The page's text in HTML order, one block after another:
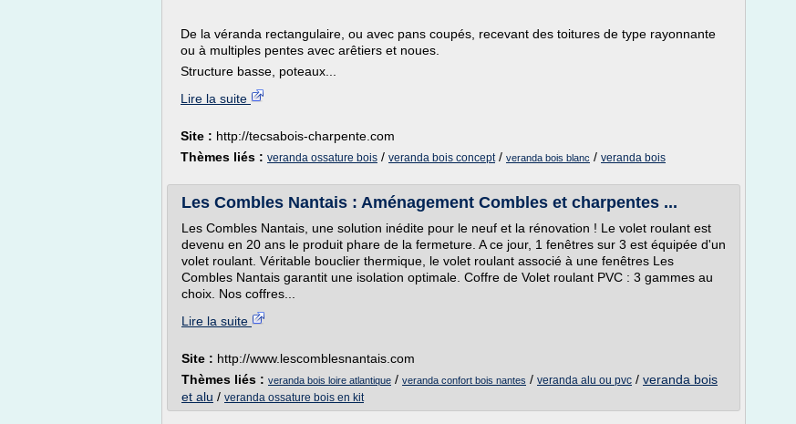
De la véranda rectangulaire, ou avec pans coupés, recevant des toitures de type rayonnante
ou à multiples pentes avec arêtiers et noues.
Structure basse, poteaux...
Lire la suite
Site : http://tecsabois-charpente.com
Thèmes liés : veranda ossature bois / veranda bois concept/ veranda bois blanc / veranda bois
Les Combles Nantais : Aménagement Combles et charpentes ...
Les Combles Nantais, une solution inédite pour le neuf et la rénovation ! Le volet roulant est
devenu en 20 ans le produit phare de la fermeture. A ce jour, 1 fenêtres sur 3 est équipée d'un
volet roulant. Véritable bouclier thermique, le volet roulant associé à une fenêtres Les
Combles Nantais garantit une isolation optimale. Coffre de Volet roulant PVC : 3 gammes au
choix. Nos coffres...
Lire la suite
Site : http://www.lescomblesnantais.com
Thèmes liés : veranda bois loire atlantique / veranda confort bois nantes / veranda alu ou pvc / veranda bois
et alu / veranda ossature bois en kit